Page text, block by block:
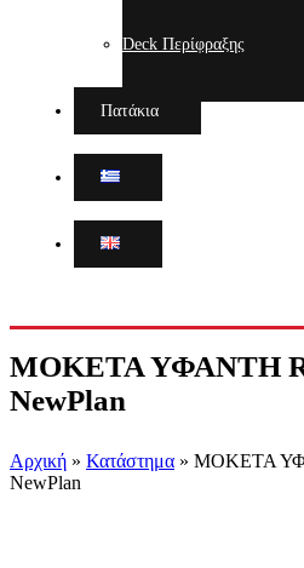
Deck Περίφραξης
Πατάκια
ΜΟΚΕΤΑ ΥΦΑΝΤΗ
NewPlan
Αρχική » Κατάστημα » ΜΟΚΕΤΑ
NewPlan